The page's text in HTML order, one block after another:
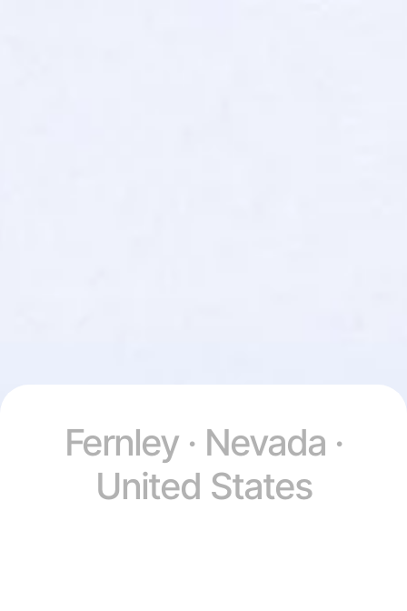
Fernley · Nevada ·
United States